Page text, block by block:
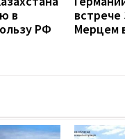
в
РФ
встрече
Мерцем